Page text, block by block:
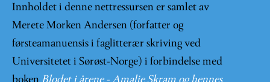
Innholdet i denne nettressursen er samlet av
Merete Morken Andersen (forfatter og
førsteamanuensis i faglitterær skriving ved
Universitetet i Sørøst-Norge) i forbindelse med